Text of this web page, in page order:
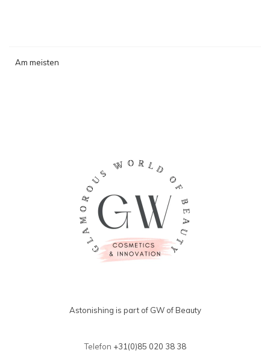
Am meisten
Astonishing is part of GW of Beauty
Telefon +31(0)85 020 38 38